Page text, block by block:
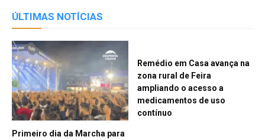
ÚLTIMAS NOTÍCIAS
Primeiro dia da Marcha para
Remédio em Casa avança na
zona rural de Feira
ampliando o acesso a
medicamentos de uso
contínuo